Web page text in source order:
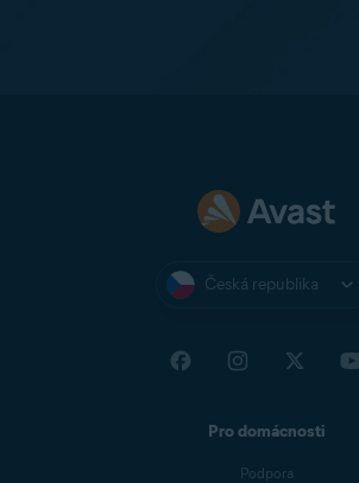
Česká republika
Pro domácnosti
Podpora